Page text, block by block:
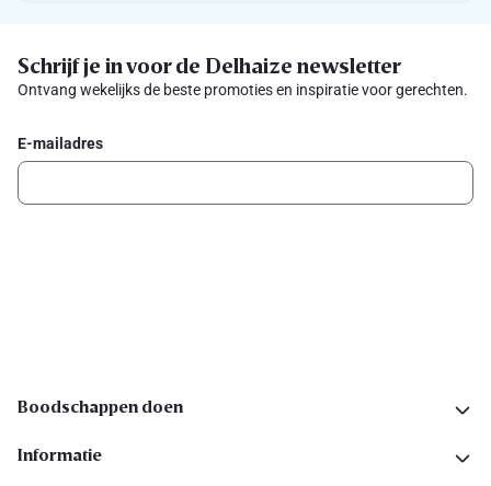
Schrijf je in voor de Delhaize newsletter
Ontvang wekelijks de beste promoties en inspiratie voor gerechten.
E-mailadres
Boodschappen doen
Informatie